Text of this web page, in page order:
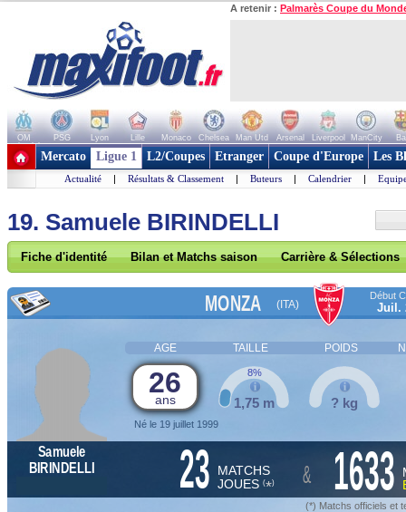
A retenir : Palmarès Coupe du
OM PSG Lyon Lille Monaco Chelsea Man Utd Arsenal Liverpool ManCity
+ de clubs
Mercato Ligue 1 L2/Coupes Etranger Coupe d'Europe Les
Actualité | Résultats & Classement | Buteurs | Calendrier |
19. Samuele BIRINDELLI
Fiche d'identité Bilan et Matchs saison Carrière & Sélections
MONZA (ITA)
Début
Juil.
AGE TAILLE POIDS
26
ans
Né le 19 juillet 1999
1,75 m
8%
? kg
Samuele
BIRINDELLI
23 MATCHS
JOUES (*) & 1633
(*) Matchs officiels et